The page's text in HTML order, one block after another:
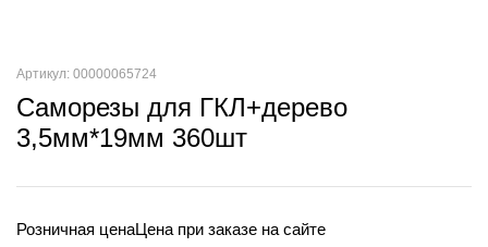
Артикул: 00000065724
Саморезы для ГКЛ+дерево
3,5мм*19мм 360шт
Розничная ценаЦена при заказе на сайте